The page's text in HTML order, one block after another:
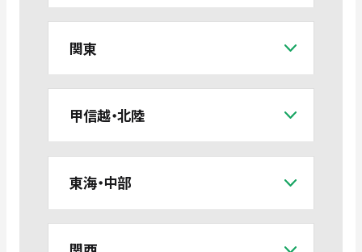
関東
甲信越・北陸
東海・中部